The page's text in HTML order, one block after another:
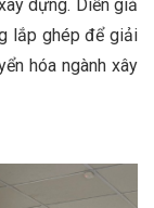
dựng. Diễn giả
lắp ghép để giải
hóa ngành xây